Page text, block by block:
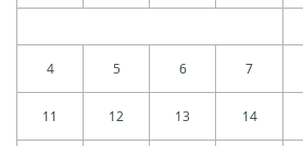
4 5 6 7
11 12 13 14